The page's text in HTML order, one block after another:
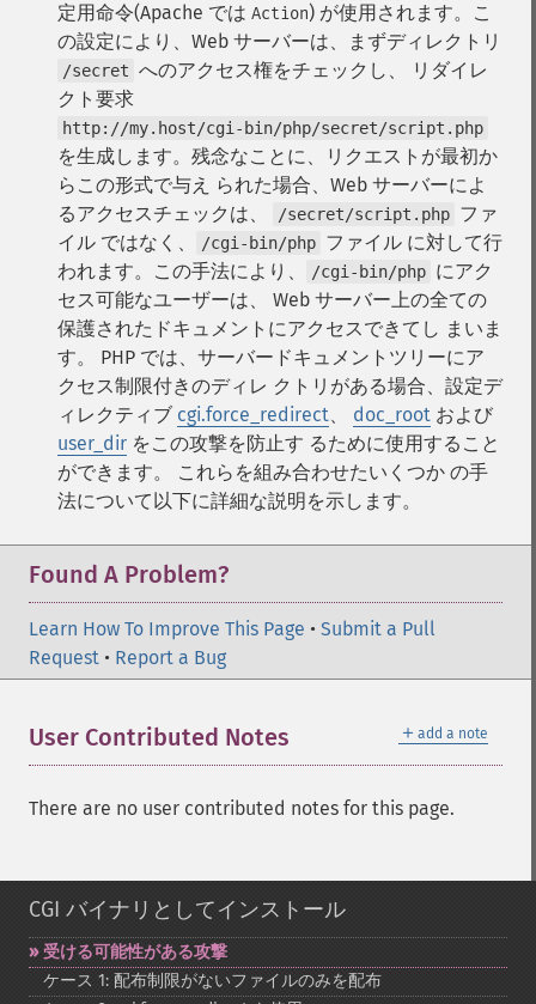
定用命令(Apache では Action) が使用されます。こ
の設定により、Web サーバーは、まずディレクトリ
/secret へのアクセス権をチェックし、 リダイレ
クト要求
http://my.host/cgi-bin/php/secret/script.php
を生成します。残念なことに、リクエストが最初か
らこの形式で与え られた場合、Web サーバーによ
るアクセスチェックは、
/secret/script.php ファ
イル ではなく、
/cgi-bin/php ファイル に対して行
われます。この手法により、
/cgi-bin/php にアク
セス可能なユーザーは、 Web サーバー上の全ての
保護されたドキュメントにアクセスできてし まいま
す。 PHP では、サーバードキュメントツリーにア
クセス制限付きのディレ クトリがある場合、設定デ
ィレクティブ cgi.force_redirect、 doc_root および
user_dir をこの攻撃を防止す るために使用すること
ができます。 これらを組み合わせたいくつか の手
法について以下に詳細な説明を示します。
Found A Problem?
Learn How To Improve This Page • Submit a Pull
Request • Report a Bug
＋ add a note
User Contributed Notes
There are no user contributed notes for this page.
CGI バイナリとしてインストール
受ける可能性がある攻撃
ケース 1: 配布制限がないファイルのみを配布